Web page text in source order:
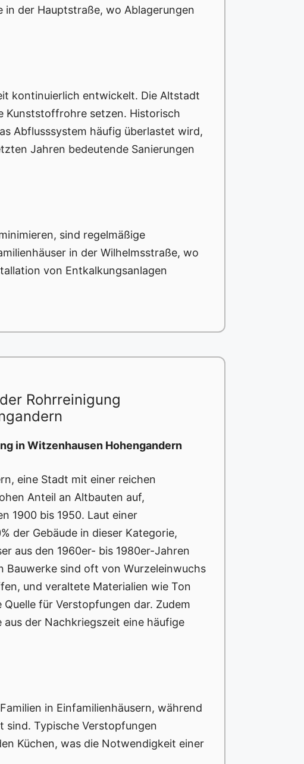
in der Hauptstraße, wo Ablagerungen
kontinuierlich entwickelt. Die Altstadt
Kunststoffrohre setzen. Historisch
Abflusssystem häufig überlastet wird,
Jahren bedeutende Sanierungen
sind regelmäßige
in der Wilhelmsstraße, wo
von Entkalkungsanlagen
Rohrreinigung
in Witzenhausen Hohengandern
eine Stadt mit einer reichen
Anteil an Altbauten auf,
1900 bis 1950. Laut einer
der Gebäude in dieser Kategorie,
aus den 1960er- bis 1980er-Jahren
Bauwerke sind oft von Wurzeleinwuchs
und veraltete Materialien wie Ton
Quelle für Verstopfungen dar. Zudem
der Nachkriegszeit eine häufige
in Einfamilienhäusern, während
sind. Typische Verstopfungen
Küchen, was die Notwendigkeit einer